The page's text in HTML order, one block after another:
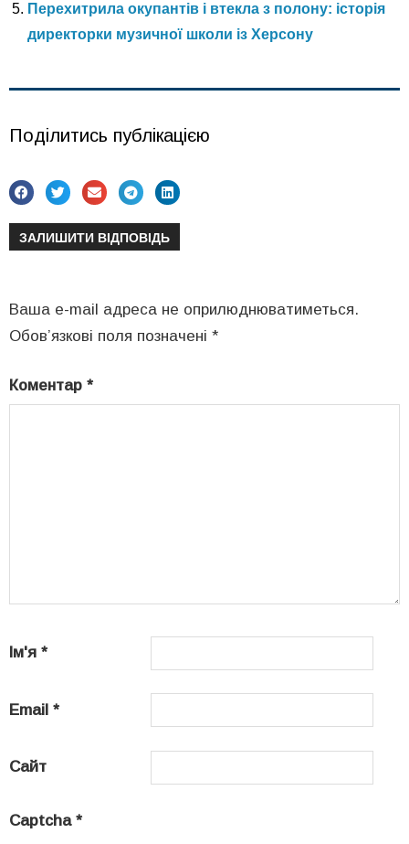
Перехитрила окупантів і втекла з полону: історія
директорки музичної школи із Херсону
Поділитись публікацією
ЗАЛИШИТИ ВІДПОВІДЬ
Ваша e-mail адреса не оприлюднюватиметься.
Обов’язкові поля позначені *
Коментар *
Ім'я *
Email *
Сайт
Captcha *